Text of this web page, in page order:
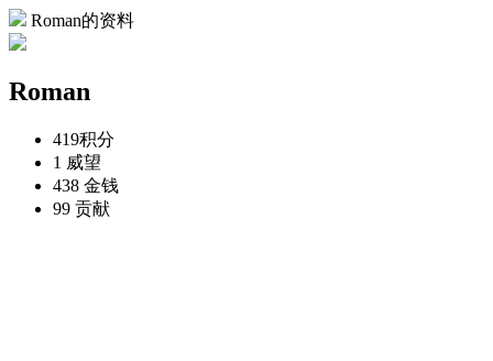
Roman的资料
Roman
419积分
1 威望
438 金钱
99 贡献